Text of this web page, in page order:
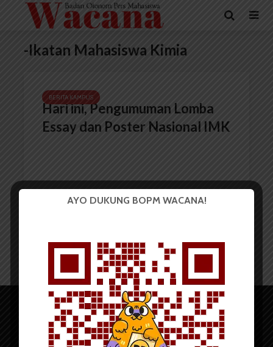
-Ikatan Mahasiswa Kimia
BERITA KAMPUS
Hari ini, Pengumuman Lomba
Essay dan Poster Nasional IMK
AYO DUKUNG BOPM WACANA!